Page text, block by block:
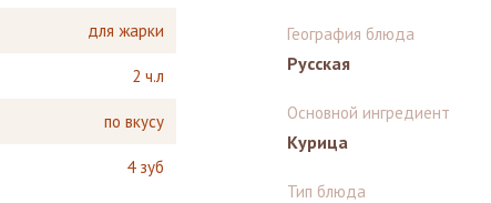
для жарки
2 ч.л
по вкусу
4 зуб
География блюда
Русская
Основной ингредиент
Курица
Тип блюда